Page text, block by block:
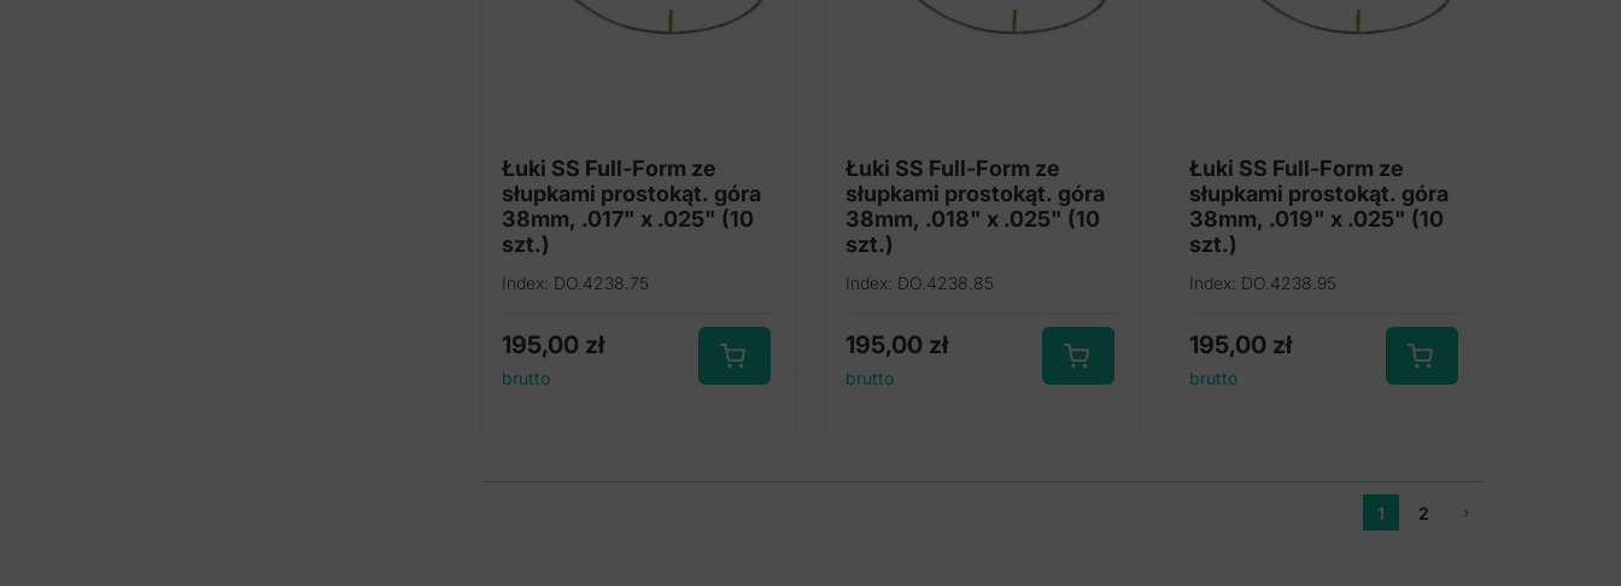
Łuki SS Full-Form ze
słupkami prostokąt. góra
38mm, .017" x .025" (10
szt.)
Index: DO.4238.75
195,00 zł
brutto
Łuki SS Full-Form ze
słupkami prostokąt. góra
38mm, .018" x .025" (10
szt.)
Index: DO.4238.85
195,00 zł
brutto
Łuki SS Full-Form ze
słupkami prostokąt. góra
38mm, .019" x .025" (10
szt.)
Index: DO.4238.95
195,00 zł
brutto
1 2